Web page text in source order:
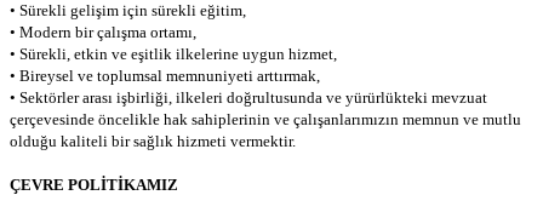
• Sürekli gelişim için sürekli eğitim,
• Modern bir çalışma ortamı,
• Sürekli, etkin ve eşitlik ilkelerine uygun hizmet,
• Bireysel ve toplumsal memnuniyeti arttırmak,
• Sektörler arası işbirliği, ilkeleri doğrultusunda ve yürürlükteki mevzuat
çerçevesinde öncelikle hak sahiplerinin ve çalışanlarımızın memnun ve mutlu
olduğu kaliteli bir sağlık hizmeti vermektir.
ÇEVRE POLİTİKAMIZ